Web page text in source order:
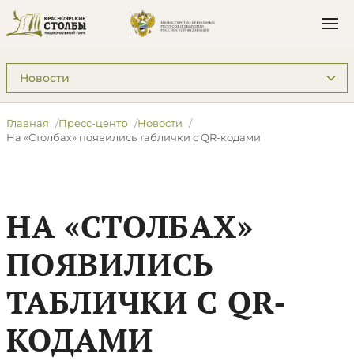
Подразделы: Пресс-центр
Главная Пресс-центр
Новости
На «Столбах» появились таблички с QR-кодами
НА «СТОЛБАХ»
ПОЯВИЛИСЬ
ТАБЛИЧКИ С QR-
КОДАМИ